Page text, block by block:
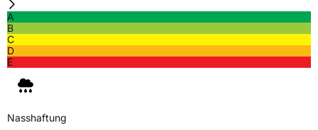
A
B
C
D
E
Nasshaftung